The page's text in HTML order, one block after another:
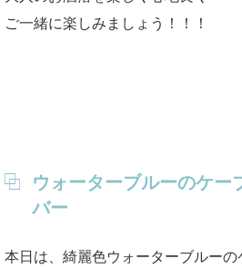
ご一緒に楽しみましょう！！！
ウォーターブルーのケー
バー
本日は、綺麗色ウォーターブルー